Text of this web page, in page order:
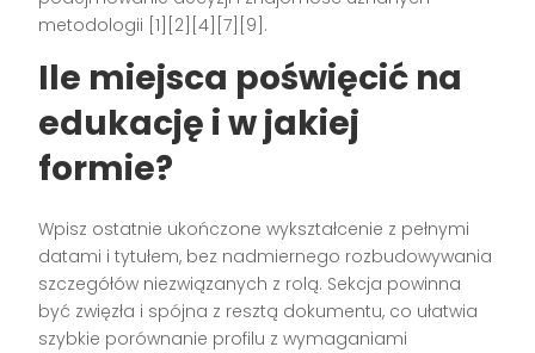
metodologii [1][2][4][7][9].
Ile miejsca poświęcić na
edukację i w jakiej
formie?
Wpisz ostatnie ukończone wykształcenie z pełnymi
datami i tytułem, bez nadmiernego rozbudowywania
szczegółów niezwiązanych z rolą. Sekcja powinna
być zwięzła i spójna z resztą dokumentu, co ułatwia
szybkie porównanie profilu z wymaganiami